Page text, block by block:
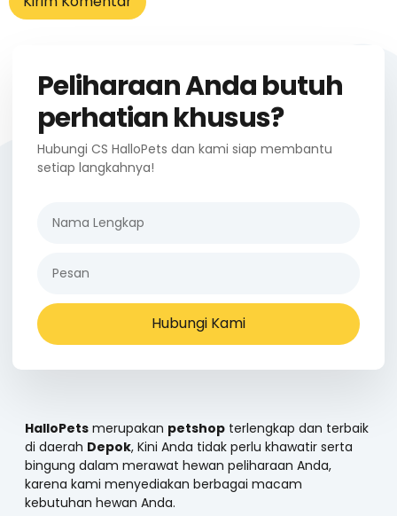
Peliharaan Anda butuh
perhatian khusus?
Hubungi CS HalloPets dan kami siap membantu
setiap langkahnya!
Hubungi Kami
HalloPets merupakan petshop terlengkap dan terbaik
di daerah Depok, Kini Anda tidak perlu khawatir serta
bingung dalam merawat hewan peliharaan Anda,
karena kami menyediakan berbagai macam
kebutuhan hewan Anda.